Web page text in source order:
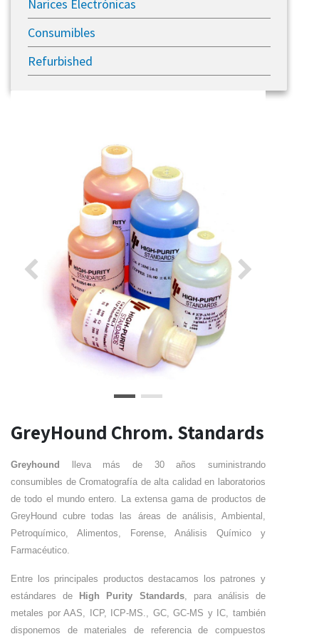
Narices Electrónicas
Consumibles
Refurbished
Previous Next
GreyHound Chrom. Standards
Greyhound
lleva más de 30 años suministrando
consumibles de Cromatografía de alta calidad en laboratorios
de todo el mundo entero. La extensa gama de productos de
GreyHound cubre todas las áreas de análisis, Ambiental,
Petroquímico, Alimentos, Forense, Análisis Químico y
Farmacéutico.
Entre los principales productos destacamos los patrones y
estándares de
High Purity Standards, para análisis de
metales por AAS, ICP, ICP-MS., GC, GC-MS y IC, también
disponemos de materiales de referencia de compuestos